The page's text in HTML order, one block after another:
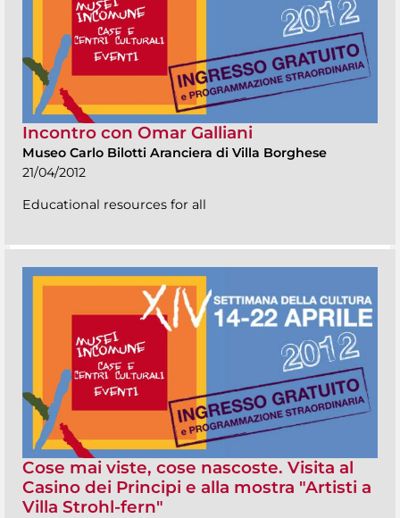
Incontro con Omar Galliani
Museo Carlo Bilotti Aranciera di Villa Borghese
21/04/2012
Educational resources for all
Cose mai viste, cose nascoste. Visita al
Casino dei Principi e alla mostra "Artisti a
Villa Strohl-fern"